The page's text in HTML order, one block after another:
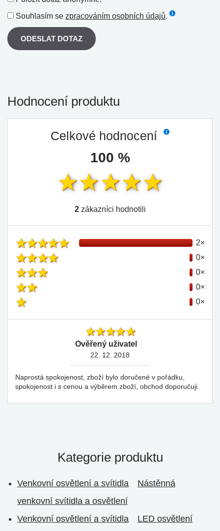
Souhlasím se zpracováním osobních údajů.
ODESLAT DOTAZ
Hodnocení produktu
Celkové hodnocení
100 %
2zákazníci hodnotili
2×
0×
0×
0×
0×
Ověřený uživatel
22. 12. 2018
Naprostá spokojenost, zboží bylo doručené v pořádku,
spokojenost i s cenou a výběrem zboží, obchod doporučuji.
Kategorie produktu
Venkovní osvětlení a svítidla
Nástěnná
venkovní svítidla a osvětlení
Venkovní osvětlení a svítidla
LED osvětlení